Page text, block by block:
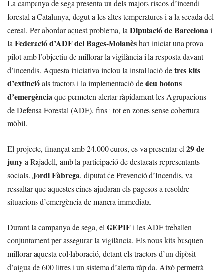
La campanya de sega presenta un dels majors riscos d’incendi
forestal a Catalunya, degut a les altes temperatures i a la secada del
cereal. Per abordar aquest problema, la Diputació de Barcelonai
la Federació d’ADF del Bages-Moianèshan iniciat una prova
pilot amb l’objectiu de millorar la vigilància i la resposta davant
d’incendis. Aquesta iniciativa inclou la instal·lació detres kits
d’extincióals tractors i la implementació dedeu botons
d’emergènciaque permeten alertar ràpidament les Agrupacions
de Defensa Forestal (ADF), fins i tot en zones sense cobertura
mòbil.
El projecte, finançat amb 24.000 euros, es va presentar el 29 de
junya Rajadell, amb la participació de destacats representants
socials. Jordi Fàbrega, diputat de Prevenció d’Incendis, va
ressaltar que aquestes eines ajudaran els pagesos a resoldre
situacions d’emergència de manera immediata.
Durant la campanya de sega, el GEPIFi les ADF treballen
conjuntament per assegurar la vigilància. Els nous kits busquen
millorar aquesta col·laboració, dotant els tractors d’un dipòsit
d’aigua de 600 litres i un sistema d’alerta ràpida. Això permetrà